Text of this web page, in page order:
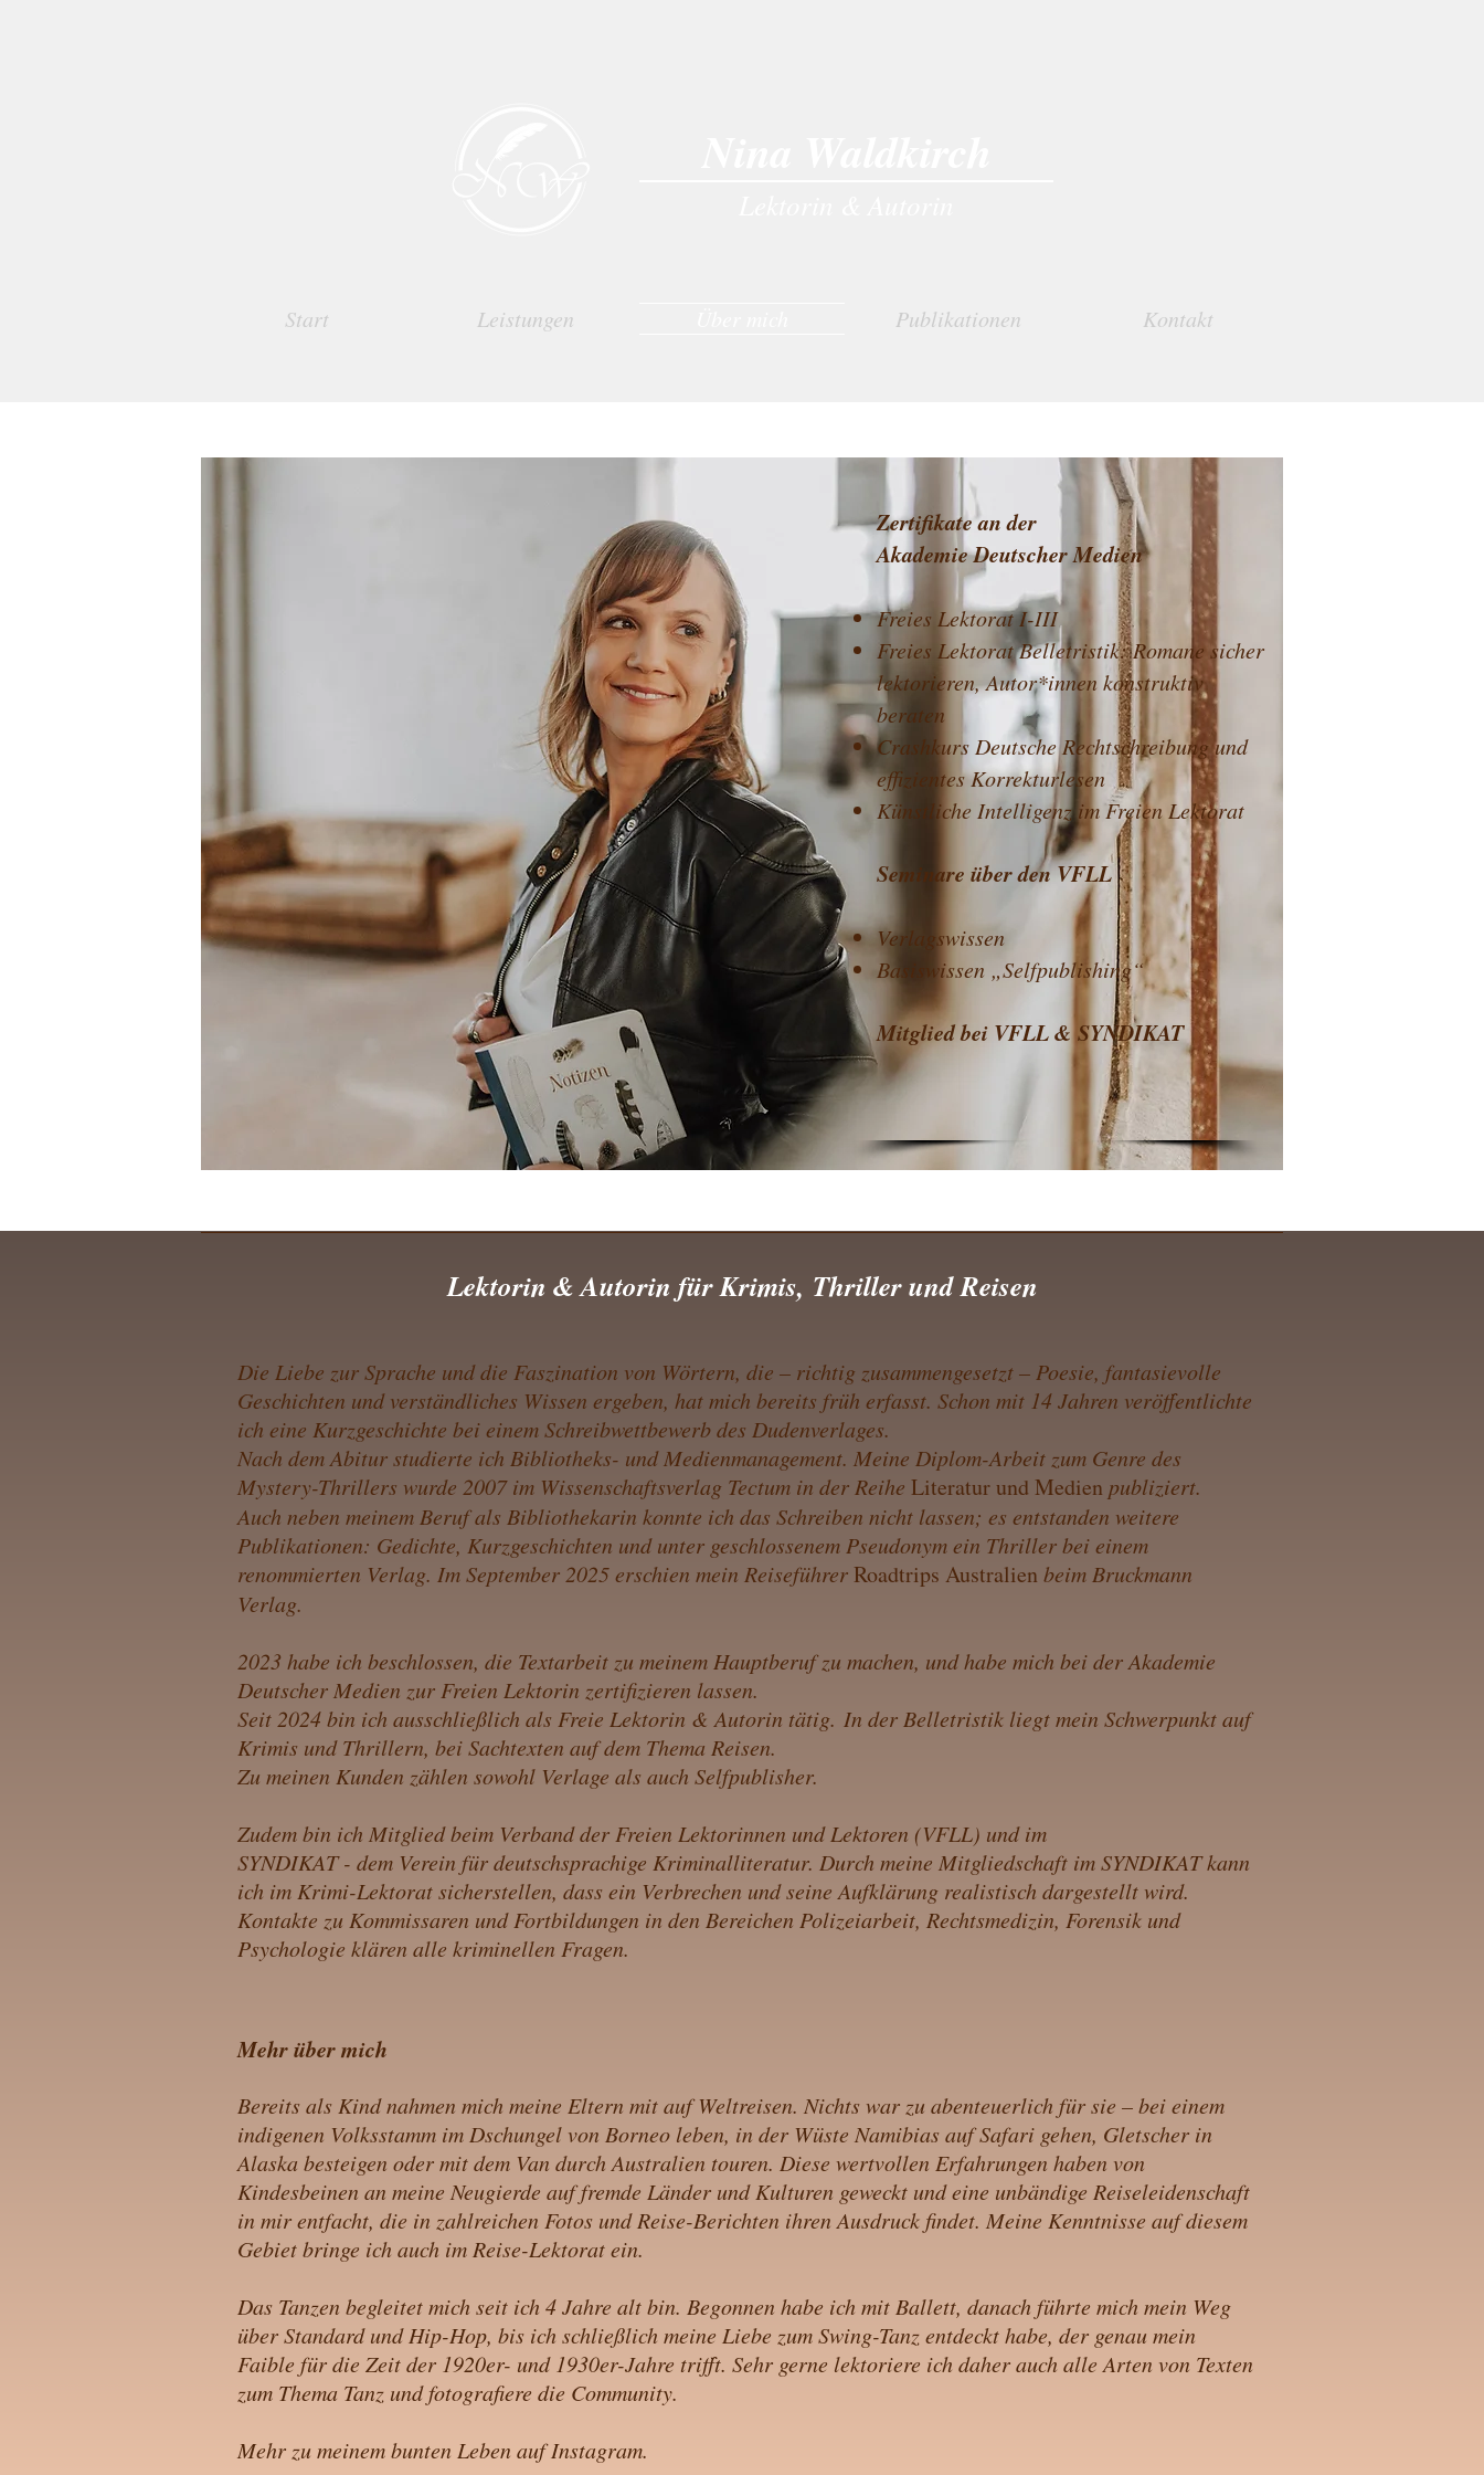
Start Leistungen Publikationen Kontakt
Zertifikate an der
Akademie Deutscher Medien
Freies Lektorat I-III
Freies Lektorat Belletristik: Romane sicher
lektorieren, Autor*innen konstruktiv
beraten
Crashkurs Deutsche Rechtschreibung und
effizientes Korrekturlesen
Künstliche Intelligenz im Freien Lektorat ​​
Seminare über den VFLL
Verlagswissen
Basiswissen „Selfpublishing“
​Mitglied bei VFLL & SYNDIKAT
Lektorin & Autorin für Krimis, Thriller und Reisen
Die Liebe zur Sprache und die Faszination von Wörtern, die – richtig zusammengesetzt – Poesie, fantasievolle
Geschichten und verständliches Wissen ergeben, hat mich bereits früh erfasst. Schon mit 14 Jahren veröffentlichte
ich eine Kurzgeschichte bei einem Schreibwettbewerb des Dudenverlages.
Nach dem Abitur studierte ich Bibliotheks- und Medienmanagement. Meine Diplom-Arbeit zum Genre des
Mystery-Thrillers wurde 2007 im Wissenschaftsverlag Tectum in der Reihe Literatur und Medien publiziert.​
Auch neben meinem Beruf als Bibliothekarin konnte ich das Schreiben nicht lassen; es entstanden weitere
Publikationen: Gedichte, Kurzgeschichten und unter geschlossenem Pseudonym ein Thriller bei einem
renommierten Verlag. Im September 2025 erschien mein ReiseführerRoadtrips Australienbeim Bruckmann
Verlag.
2023 habe ich beschlossen, die Textarbeit zu meinem Hauptberuf zu machen, und habe mich bei der Akademie
Deutscher Medien zur Freien Lektorin zertifizieren lassen.
Seit 2024 bin ich ausschließlich als Freie Lektorin & Autorin tätig. In der Belletristik liegt mein Schwerpunkt auf
Krimis und Thrillern, bei Sachtexten auf dem Thema Reisen.
Zu meinen Kunden zählen sowohl Verlage als auch Selfpublisher.
Zudem bin ich Mitglied beim Verband der Freien Lektorinnen und Lektoren (VFLL) und im
SYNDIKAT - dem Verein für deutschsprachige Kriminalliteratur. Durch meine Mitgliedschaft im SYNDIKAT kann
ich im Krimi-Lektorat sicherstellen, dass ein Verbrechen und seine Aufklärung realistisch dargestellt wird.
Kontakte zu Kommissaren und Fortbildungen in den Bereichen Polizeiarbeit, Rechtsmedizin, Forensik und
Psychologie klären alle kriminellen Fragen.
Mehr über mich
Bereits als Kind nahmen mich meine Eltern mit auf Weltreisen. Nichts war zu abenteuerlich für sie – bei einem
indigenen Volksstamm im Dschungel von Borneo leben, in der Wüste Namibias auf Safari gehen, Gletscher in
Alaska besteigen oder mit dem Van durch Australien touren. Diese wertvollen Erfahrungen haben von
Kindesbeinen an meine Neugierde auf fremde Länder und Kulturen geweckt und eine unbändige Reiseleidenschaft
in mir entfacht, die in zahlreichen Fotos und Reise-Berichten ihren Ausdruck findet. Meine Kenntnisse auf diesem
Gebiet bringe ich auch im Reise-Lektorat ein.
Das Tanzen begleitet mich seit ich 4 Jahre alt bin. Begonnen habe ich mit Ballett, danach führte mich mein Weg
über Standard und Hip-Hop, bis ich schließlich meine Liebe zum Swing-Tanz entdeckt habe, der genau mein
Faible für die Zeit der 1920er- und 1930er-Jahre trifft. Sehr gerne lektoriere ich daher auch alle Arten von Texten
zum Thema Tanz und fotografiere die Community.
Mehr zu meinem bunten Leben aufInstagram.